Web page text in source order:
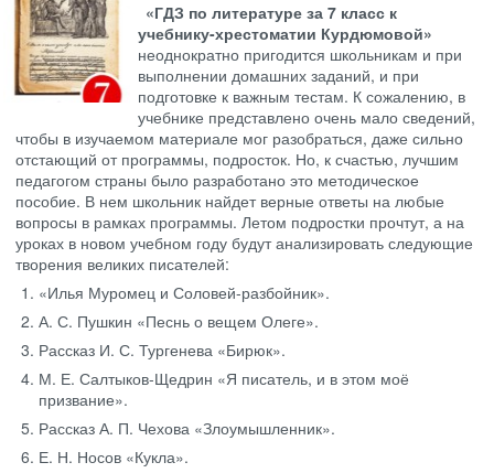
«ГДЗ по литературе за 7 класс к
учебнику-хрестоматии Курдюмовой»
неоднократно пригодится школьникам и при
выполнении домашних заданий, и при
подготовке к важным тестам. К сожалению, в
учебнике представлено очень мало сведений,
чтобы в изучаемом материале мог разобраться, даже сильно
отстающий от программы, подросток. Но, к счастью, лучшим
педагогом страны было разработано это методическое
пособие. В нем школьник найдет верные ответы на любые
вопросы в рамках программы. Летом подростки прочтут, а на
уроках в новом учебном году будут анализировать следующие
творения великих писателей:
«Илья Муромец и Соловей-разбойник».
А. С. Пушкин «Песнь о вещем Олеге».
Рассказ И. С. Тургенева «Бирюк».
М. Е. Салтыков-Щедрин «Я писатель, и в этом моё
призвание».
Рассказ А. П. Чехова «Злоумышленник».
Е. Н. Носов «Кукла».